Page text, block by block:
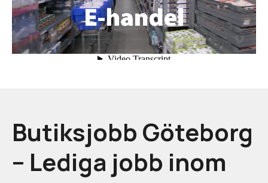
Butiksjobb Göteborg
– Lediga jobb inom